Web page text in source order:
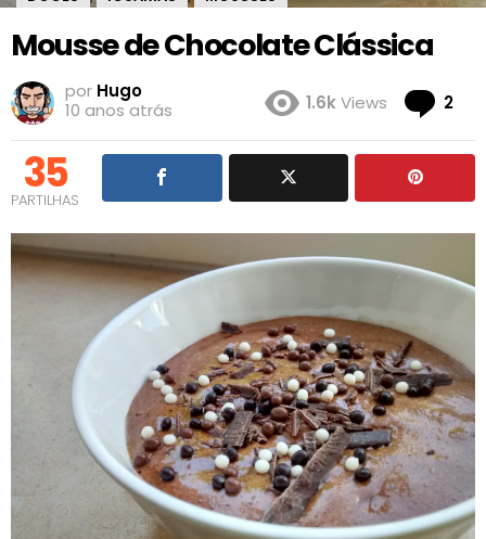
Mousse de Chocolate Clássica
por Hugo
10 anos atrás
1.6kViews 2
35
PARTILHAS